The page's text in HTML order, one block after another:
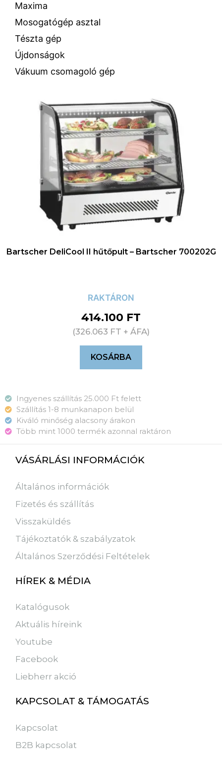
Maxima
Mosogatógép asztal
Tészta gép
Újdonságok
Vákuum csomagoló gép
Bartscher DeliCool II hűtőpult – Bartscher 700202G
RAKTÁRON
414.100 FT
(326.063 FT + ÁFA)
KOSÁRBA
Ingyenes szállítás 25.000 Ft felett
Szállítás 1-8 munkanapon belül
Kiváló minőség alacsony árakon
Több mint 1000 termék azonnal raktáron
VÁSÁRLÁSI INFORMÁCIÓK
Általános információk
Fizetés és szállítás
Visszaküldés
Tájékoztatók & szabályzatok
Általános Szerződési Feltételek
HÍREK & MÉDIA
Katalógusok
Aktuális híreink
Youtube
Facebook
Liebherr akció
KAPCSOLAT & TÁMOGATÁS
Kapcsolat
B2B kapcsolat